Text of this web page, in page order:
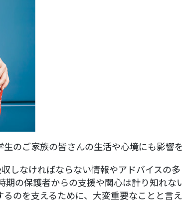
のご家族の皆さんの生活や心境にも影響
しなければならない情報やアドバイスの
の保護者からの支援や関心は計り知れ
のを支えるために、大変重要なことと言え